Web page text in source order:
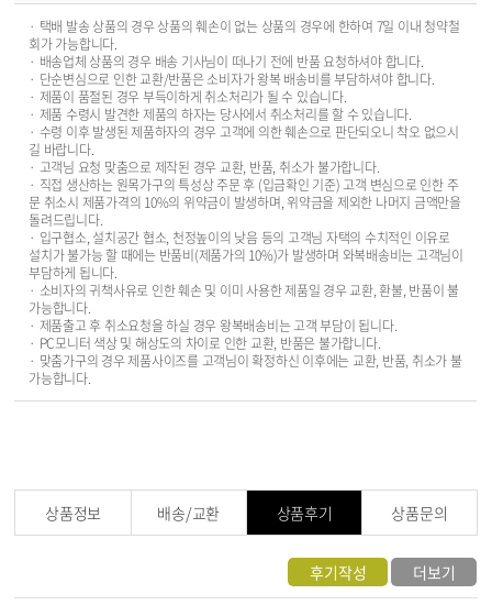
· 택배 발송 상품의 경우 상품의 훼손이 없는 상품의 경우에 한하여 7일 이내 청약철
회가 가능합니다.
· 배송업체 상품의 경우 배송 기사님이 떠나기 전에 반품 요청하셔야 합니다.
· 단순변심으로 인한 교환/반품은 소비자가 왕복 배송비를 부담하셔야 합니다.
· 제품이 품절된 경우 부득이하게 취소처리가 될 수 있습니다.
· 제품 수령시 발견한 제품의 하자는 당사에서 취소처리를 할 수 있습니다.
· 수령 이후 발생된 제품하자의 경우 고객에 의한 훼손으로 판단되오니 착오 없으시
길 바랍니다.
· 고객님 요청 맞춤으로 제작된 경우 교환, 반품, 취소가 불가합니다.
· 직접 생산하는 원목가구의 특성상 주문 후 (입금확인 기준) 고객 변심으로 인한 주
문 취소시 제품가격의 10%의 위약금이 발생하며, 위약금을 제외한 나머지 금액만을
돌려드립니다.
· 입구협소, 설치공간 협소, 천정높이의 낮음 등의 고객님 자택의 수치적인 이유로
설치가 불가능 할 때에는 반품비(제품가의 10%)가 발생하며 와복배송비는 고객님이
부담하게 됩니다.
· 소비자의 귀책사유로 인한 훼손 및 이미 사용한 제품일 경우 교환, 환불, 반품이 불
가능합니다.
· 제품출고 후 취소요청을 하실 경우 왕복배송비는 고객 부담이 됩니다.
· PC모니터 색상 및 해상도의 차이로 인한 교환, 반품은 불가합니다.
· 맞춤가구의 경우 제품사이즈를 고객님이 확정하신 이후에는 교환, 반품, 취소가 불
가능합니다.
상품정보 배송/교환 상품후기 상품문의
후기작성 더보기